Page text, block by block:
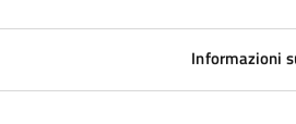
Informazioni
Strategica, Progetti